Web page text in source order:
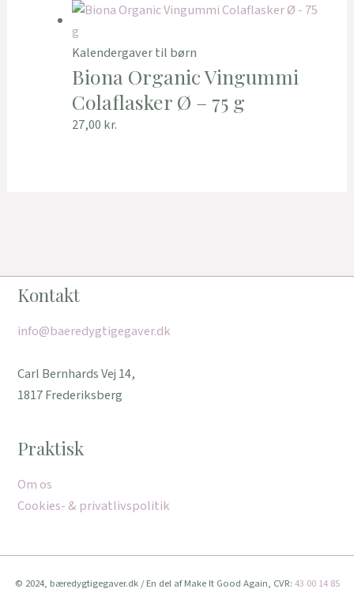
Kalendergaver til børn
Biona Organic Vingummi
Colaflasker Ø – 75 g
27,00 kr.
Kontakt
info@baeredygtigegaver.dk
Carl Bernhards Vej 14,
1817 Frederiksberg
Praktisk
Om os
Cookies- & privatlivspolitik
© 2024, bæredygtigegaver.dk / En del af Make It Good Again, CVR: 43 00 14 85